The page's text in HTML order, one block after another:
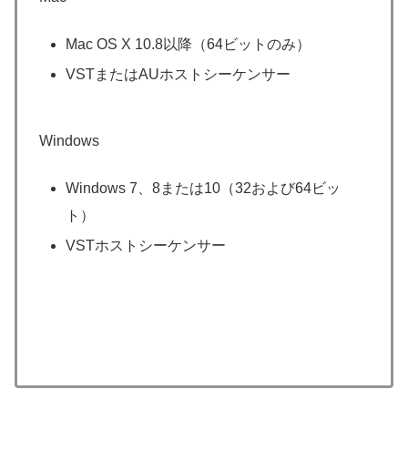
Mac OS X 10.8以降（64ビットのみ）
VSTまたはAUホストシーケンサー
Windows
Windows 7、8または10（32および64ビッ
ト）
VSTホストシーケンサー